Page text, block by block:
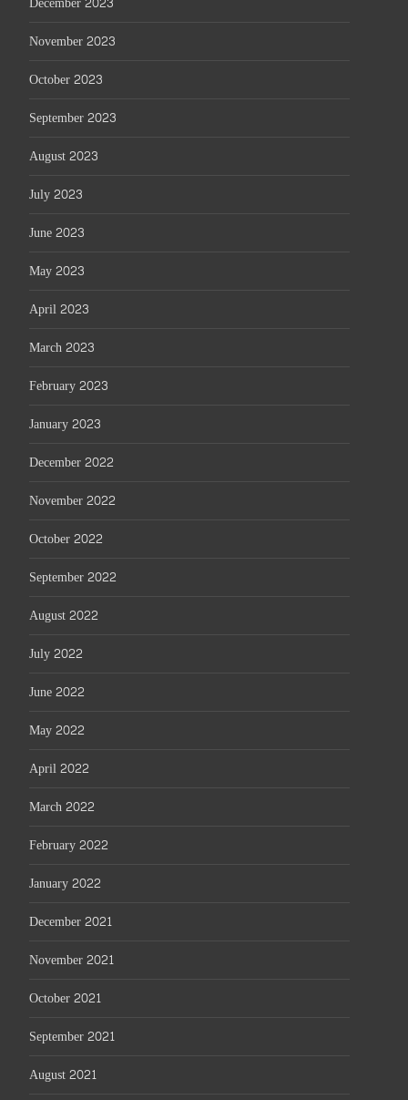
November 2023
October 2023
September 2023
August 2023
July 2023
June 2023
May 2023
April 2023
March 2023
February 2023
January 2023
December 2022
November 2022
October 2022
September 2022
August 2022
July 2022
June 2022
May 2022
April 2022
March 2022
February 2022
January 2022
December 2021
November 2021
October 2021
September 2021
August 2021